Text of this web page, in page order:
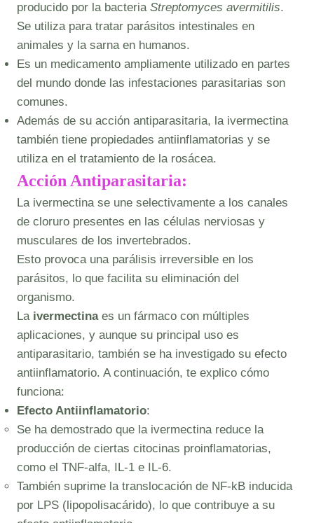
producido por la bacteria Streptomyces avermitilis.
Se utiliza para tratar parásitos intestinales en
animales y la sarna en humanos.
Es un medicamento ampliamente utilizado en partes
del mundo donde las infestaciones parasitarias son
comunes.
Además de su acción antiparasitaria, la ivermectina
también tiene propiedades antiinflamatorias y se
utiliza en el tratamiento de la rosácea.
Acción Antiparasitaria:
La ivermectina se une selectivamente a los canales
de cloruro presentes en las células nerviosas y
musculares de los invertebrados.
Esto provoca una parálisis irreversible en los
parásitos, lo que facilita su eliminación del
organismo.
La ivermectinaes un fármaco con múltiples
aplicaciones, y aunque su principal uso es
antiparasitario, también se ha investigado su efecto
antiinflamatorio. A continuación, te explico cómo
funciona:
Efecto Antiinflamatorio:
Se ha demostrado que la ivermectina reduce la
producción de ciertas citocinas proinflamatorias,
como el TNF-alfa, IL-1 e IL-6.
También suprime la translocación de NF-kB inducida
por LPS (lipopolisacárido), lo que contribuye a su